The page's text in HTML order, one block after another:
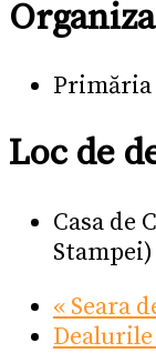
Primăria
Loc de
Casa de
Stampei)
« Seara